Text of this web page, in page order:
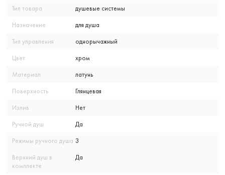
Тип товара душевые системы
Назначение для душа
Тип управления однорычажный
Цвет хром
Материал латунь
Поверхность Глянцевая
Излив Нет
Ручной душ Да
Режимы ручного душа 3
Верхний душ в
комплекте
Да